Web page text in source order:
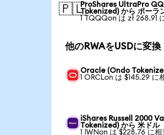
🇵🇱ProShares UltraPro
Tokenized) から ポーラ
1 TQQQon は zł 268.91
他のRWAをUSDに変換
Oracle (Ondo
1 ORCLon は $145.29 に
iShares Russell 2000
Tokenized) から 米ドル
1 IWNon は $228.76 に相